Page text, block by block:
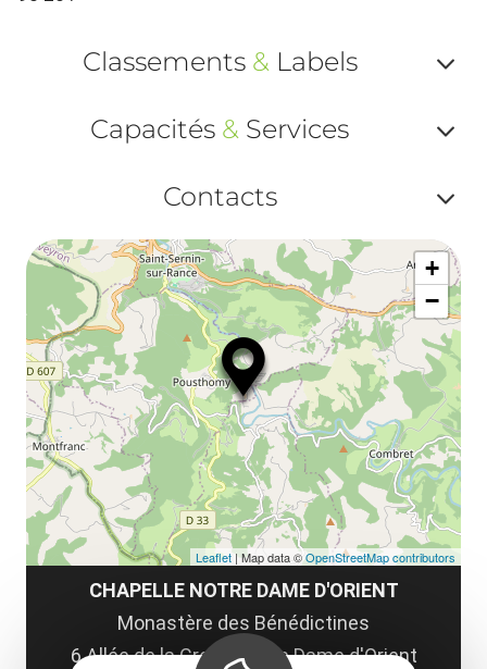
Classements &Labels
ou
Capacités & Services
ou
Contacts
ou
CHAPELLE NOTRE DAME D'ORIENT
Monastère des Bénédictines
6 Allée de la Croix - Notre Dame d'Orient
+
−
Leaflet | Map data ©OpenStreetMap contributors